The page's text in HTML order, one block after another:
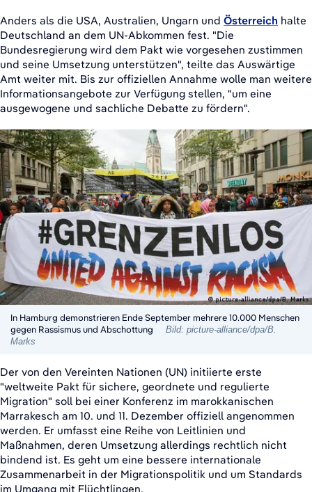
Anders als die USA, Australien, Ungarn und Österreich halte
Deutschland an dem UN-Abkommen fest. "Die
Bundesregierung wird dem Pakt wie vorgesehen zustimmen
und seine Umsetzung unterstützen", teilte das Auswärtige
Amt weiter mit. Bis zur offiziellen Annahme wolle man weitere
Informationsangebote zur Verfügung stellen, "um eine
ausgewogene und sachliche Debatte zu fördern".
In Hamburg demonstrieren Ende September mehrere 10.000 Menschen
gegen Rassismus und Abschottung
Bild: picture-alliance/dpa/B.
Marks
Der von den Vereinten Nationen (UN) initiierte erste
"weltweite Pakt für sichere, geordnete und regulierte
Migration" soll bei einer Konferenz im marokkanischen
Marrakesch am 10. und 11. Dezember offiziell angenommen
werden. Er umfasst eine Reihe von Leitlinien und
Maßnahmen, deren Umsetzung allerdings rechtlich nicht
bindend ist. Es geht um eine bessere internationale
Zusammenarbeit in der Migrationspolitik und um Standards
im Umgang mit Flüchtlingen.